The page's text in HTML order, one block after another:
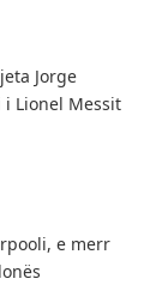
Jorge
i Lionel Messit
e merr